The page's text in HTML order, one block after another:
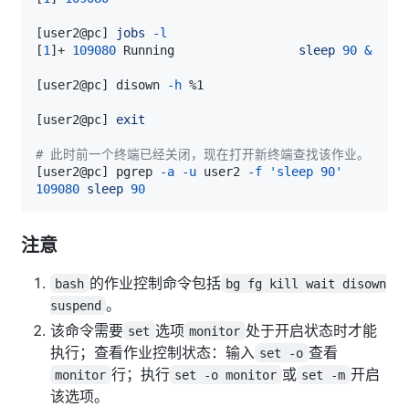
[user2@pc] jobs
-l
[1 ] + 109080 Running sleep 90 &
[user2@pc] disown -h
[user2@pc] exit
# 此时前一个终端已经关闭，现在打开新终端查找该作业。
[user2@pc] pgrep -a -u user2 -f
'sleep 90'
109080 sleep 90
注意
bash 的作业控制命令包括 bg fg kill wait disown
suspend 。
该命令需要 set 选项 monitor 处于开启状态时才能
执行；查看作业控制状态：输入 set -o 查看
monitor 行；执行 set -o monitor 或 set -m 开启
该选项。